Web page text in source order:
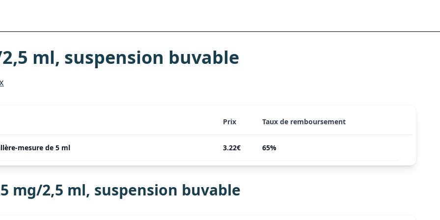
ml, suspension buvable
Prix Taux de remboursement
mesure de 5 ml 3.22€ 65%
mg/2,5 ml, suspension buvable